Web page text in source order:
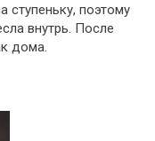
поэтому
внутрь. После
дома.